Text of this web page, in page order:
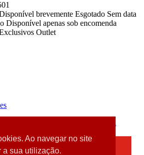
Ao navegar no site
a sua utilização.
brevemente Esgotado Sem data
Disponível apenas sob encomenda
Outlet
um browser desatualizado